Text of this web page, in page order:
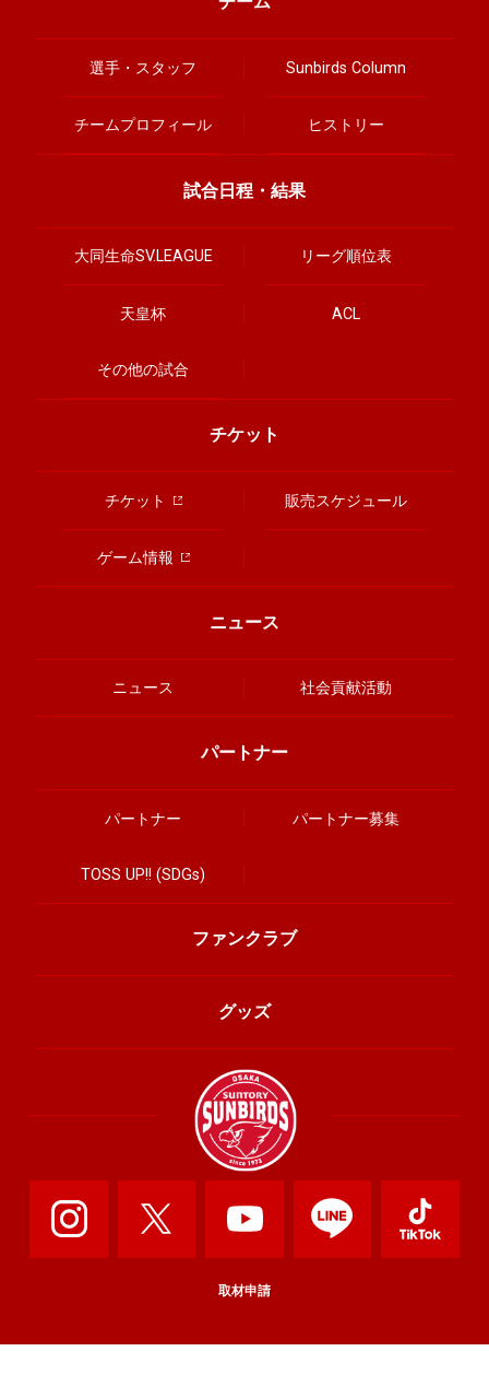
選手・スタッフ Sunbirds Column
チームプロフィール ヒストリー
試合日程・結果
大同生命SV.LEAGUE リーグ順位表
天皇杯 ACL
その他の試合
チケット
チケット 販売スケジュール
ゲーム情報
ニュース
ニュース 社会貢献活動
パートナー
パートナー パートナー募集
TOSS UP!! (SDGs)
ファンクラブ
グッズ
取材申請